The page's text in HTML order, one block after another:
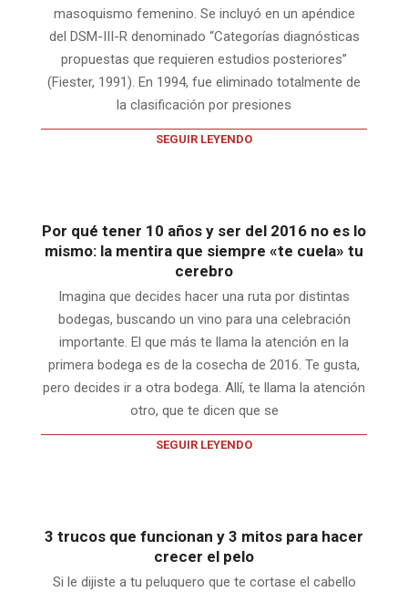
masoquismo femenino. Se incluyó en un apéndice
del DSM-III-R denominado “Categorías diagnósticas
propuestas que requieren estudios posteriores”
(Fiester, 1991). En 1994, fue eliminado totalmente de
la clasificación por presiones
SEGUIR LEYENDO
Por qué tener 10 años y ser del 2016 no es lo
mismo: la mentira que siempre «te cuela» tu
cerebro
Imagina que decides hacer una ruta por distintas
bodegas, buscando un vino para una celebración
importante. El que más te llama la atención en la
primera bodega es de la cosecha de 2016. Te gusta,
pero decides ir a otra bodega. Allí, te llama la atención
otro, que te dicen que se
SEGUIR LEYENDO
3 trucos que funcionan y 3 mitos para hacer
crecer el pelo
Si le dijiste a tu peluquero que te cortase el cabello